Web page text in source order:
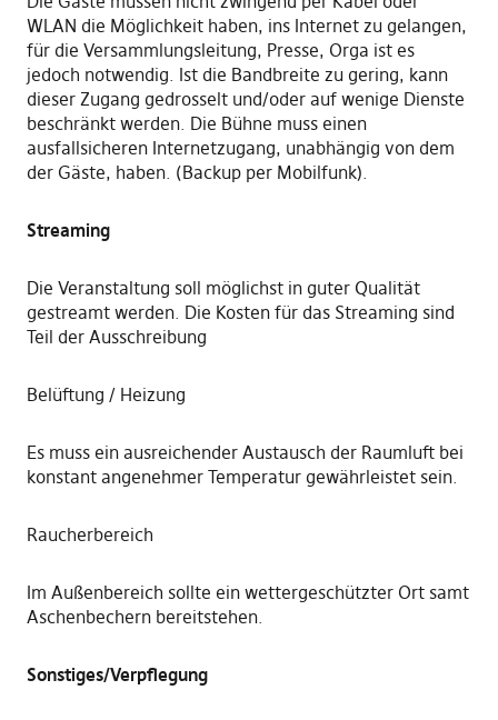
WLAN die Möglichkeit haben, ins Internet zu gelangen,
für die Versammlungsleitung, Presse, Orga ist es
jedoch notwendig. Ist die Bandbreite zu gering, kann
dieser Zugang gedrosselt und/oder auf wenige Dienste
beschränkt werden. Die Bühne muss einen
ausfallsicheren Internetzugang, unabhängig von dem
der Gäste, haben. (Backup per Mobilfunk).
Streaming
Die Veranstaltung soll möglichst in guter Qualität
gestreamt werden. Die Kosten für das Streaming sind
Teil der Ausschreibung
Belüftung / Heizung
Es muss ein ausreichender Austausch der Raumluft bei
konstant angenehmer Temperatur gewährleistet sein.
Raucherbereich
Im Außenbereich sollte ein wettergeschützter Ort samt
Aschenbechern bereitstehen.
Sonstiges/Verpflegung